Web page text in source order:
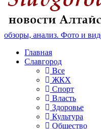
обзоры, анализ. Фото и
Главная
Славгород
Все
ЖКХ
Спорт
Власть
Здоровье
Культура
Общество